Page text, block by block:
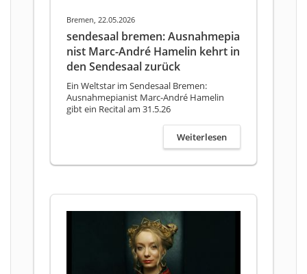
Bremen, 22.05.2026
sendesaal bremen: Ausnahmepia
nist Marc-André Hamelin kehrt in
den Sendesaal zurück
Ein Weltstar im Sendesaal Bremen:
Ausnahmepianist Marc-André Hamelin
gibt ein Recital am 31.5.26
Weiterlesen